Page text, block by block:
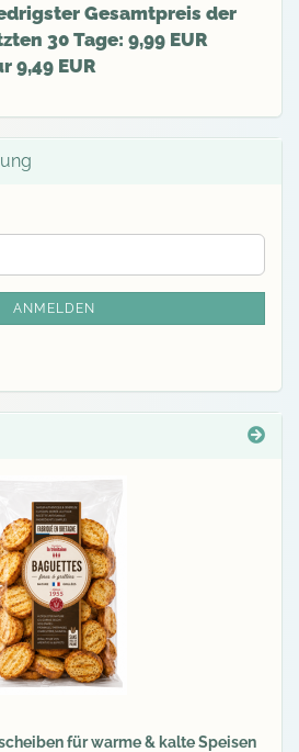
Gesamtpreis der
30 Tage: 9,99 EUR
9,49 EUR
ANMELDEN
für warme & kalte Speisen